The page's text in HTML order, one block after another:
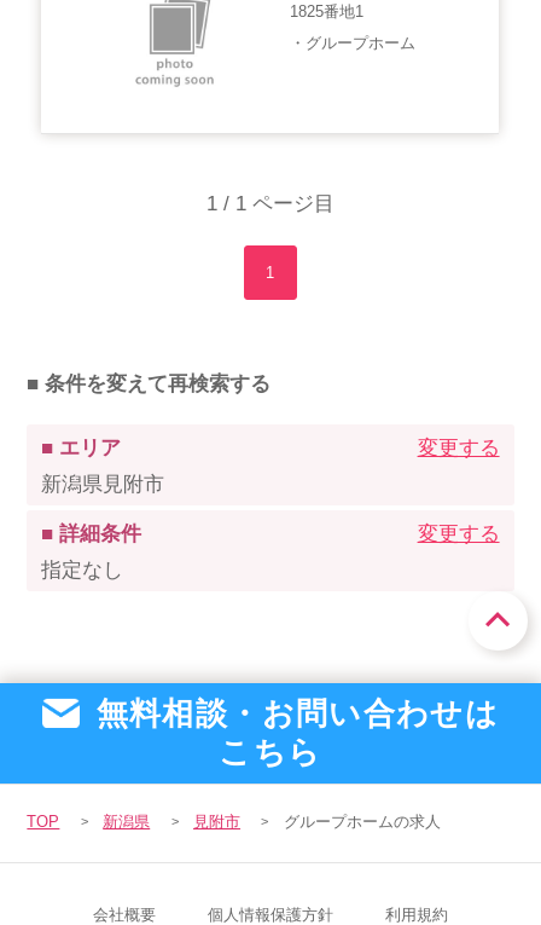
1825番地1
・グループホーム
1 / 1 ページ目
1
■ 条件を変えて再検索する
■ エリア
新潟県見附市
変更する
■ 詳細条件
指定なし
変更する
無料相談・お問い合わせは
こちら
TOP 新潟県 見附市 グループホームの求人
会社概要 個人情報保護方針 利用規約